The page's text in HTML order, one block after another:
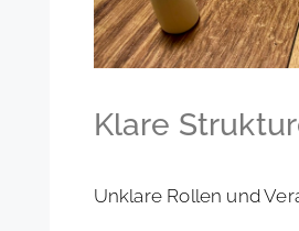
Klare
Unklare Rollen und